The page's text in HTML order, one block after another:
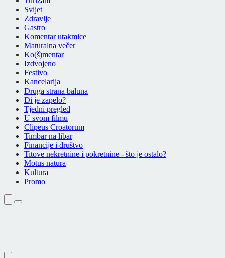
Svijet
Zdravlje
Gastro
Komentar utakmice
Maturalna večer
Ko(š)mentar
Izdvojeno
Festivo
Kancelarija
Druga strana baluna
Di je zapelo?
Tjedni pregled
U svom filmu
Clipeus Croatorum
Timbar na libar
Financije i društvo
Titove nekretnine i pokretnine - što je ostalo?
Motus natura
Kultura
Promo